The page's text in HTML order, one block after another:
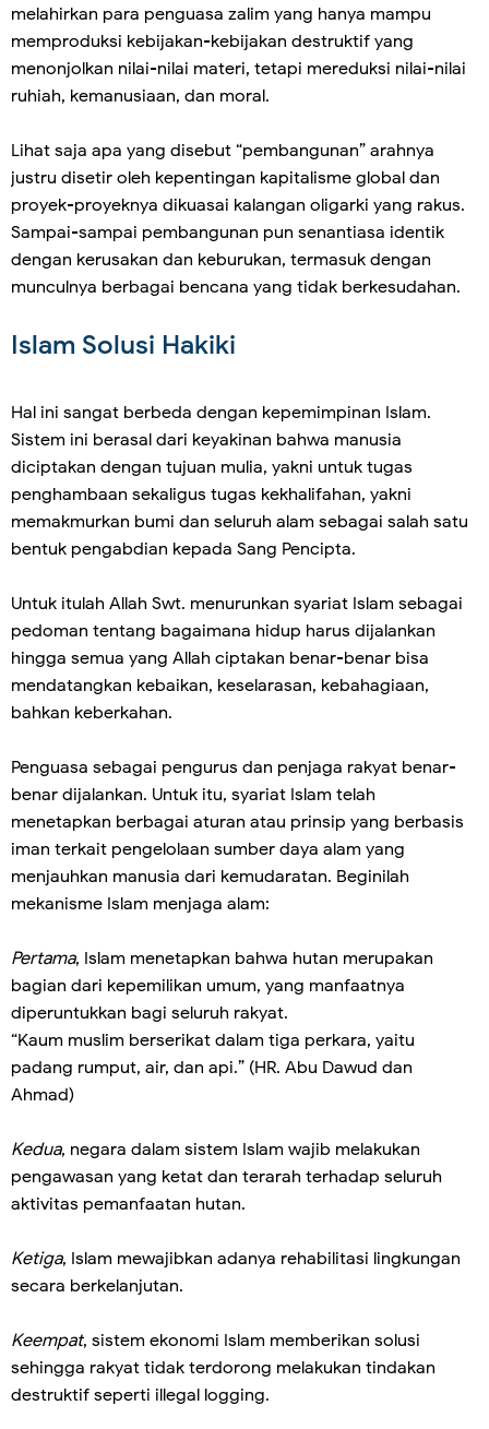
melahirkan para penguasa zalim yang hanya mampu
memproduksi kebijakan-kebijakan destruktif yang
menonjolkan nilai-nilai materi, tetapi mereduksi nilai-nilai
ruhiah, kemanusiaan, dan moral.
Lihat saja apa yang disebut “pembangunan” arahnya
justru disetir oleh kepentingan kapitalisme global dan
proyek-proyeknya dikuasai kalangan oligarki yang rakus.
Sampai-sampai pembangunan pun senantiasa identik
dengan kerusakan dan keburukan, termasuk dengan
munculnya berbagai bencana yang tidak berkesudahan.
Islam Solusi Hakiki
Hal ini sangat berbeda dengan kepemimpinan Islam.
Sistem ini berasal dari keyakinan bahwa manusia
diciptakan dengan tujuan mulia, yakni untuk tugas
penghambaan sekaligus tugas kekhalifahan, yakni
memakmurkan bumi dan seluruh alam sebagai salah satu
bentuk pengabdian kepada Sang Pencipta.
Untuk itulah Allah Swt. menurunkan syariat Islam sebagai
pedoman tentang bagaimana hidup harus dijalankan
hingga semua yang Allah ciptakan benar-benar bisa
mendatangkan kebaikan, keselarasan, kebahagiaan,
bahkan keberkahan.
Penguasa sebagai pengurus dan penjaga rakyat benar-
benar dijalankan. Untuk itu, syariat Islam telah
menetapkan berbagai aturan atau prinsip yang berbasis
iman terkait pengelolaan sumber daya alam yang
menjauhkan manusia dari kemudaratan. Beginilah
mekanisme Islam menjaga alam:
Pertama, Islam menetapkan bahwa hutan merupakan
bagian dari kepemilikan umum, yang manfaatnya
diperuntukkan bagi seluruh rakyat.
“Kaum muslim berserikat dalam tiga perkara, yaitu
padang rumput, air, dan api.” (HR. Abu Dawud dan
Ahmad)
Kedua, negara dalam sistem Islam wajib melakukan
pengawasan yang ketat dan terarah terhadap seluruh
aktivitas pemanfaatan hutan.
Ketiga, Islam mewajibkan adanya rehabilitasi lingkungan
secara berkelanjutan.
Keempat, sistem ekonomi Islam memberikan solusi
sehingga rakyat tidak terdorong melakukan tindakan
destruktif seperti illegal logging.